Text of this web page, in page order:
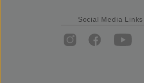
Social Media Links